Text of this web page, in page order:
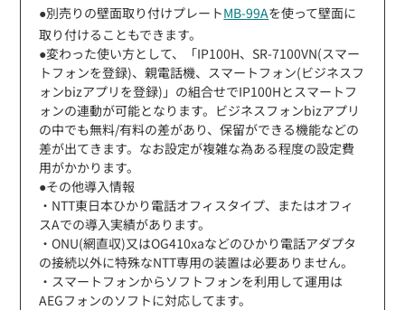
●別売りの壁面取り付けプレートMB-99Aを使って壁面に
取り付けることもできます。
●変わった使い方として、「IP100H、SR-7100VN(スマー
トフォンを登録)、親電話機、スマートフォン(ビジネスフ
ォンbizアプリを登録)」の組合せでIP100Hとスマートフ
ォンの連動が可能となります。ビジネスフォンbizアプリ
の中でも無料/有料の差があり、保留ができる機能などの
差が出てきます。なお設定が複雑な為ある程度の設定費
用がかかります。
●その他導入情報
・NTT東日本ひかり電話オフィスタイプ、またはオフィ
スAでの導入実績があります。
・ONU(網直収)又はOG410xaなどのひかり電話アダプタ
の接続以外に特殊なNTT専用の装置は必要ありません。
・スマートフォンからソフトフォンを利用して運用は
AEGフォンのソフトに対応してます。